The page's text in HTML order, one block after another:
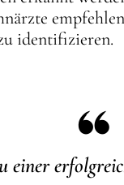
identifizieren.
einer